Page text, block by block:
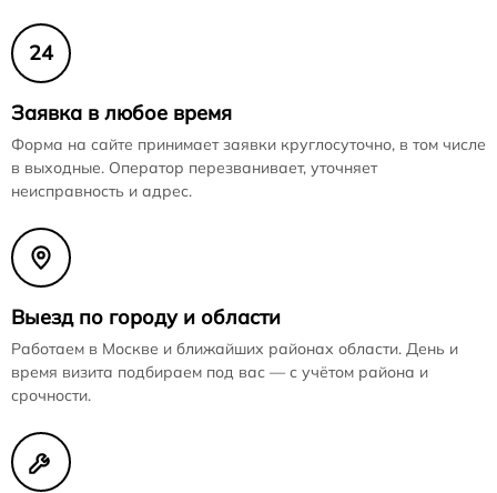
24
Заявка в любое время
Форма на сайте принимает заявки круглосуточно, в том числе
в выходные. Оператор перезванивает, уточняет
неисправность и адрес.
Выезд по городу и области
Работаем в Москве и ближайших районах области. День и
время визита подбираем под вас — с учётом района и
срочности.